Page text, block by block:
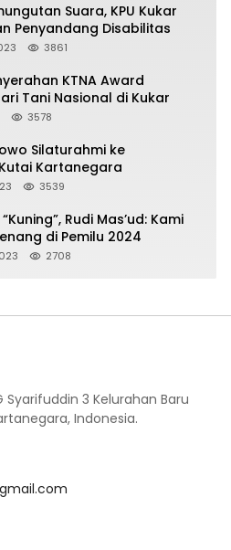
Suara, KPU Kukar
Penyandang Disabilitas
3861
KTNA Award
Tani Nasional di Kukar
3578
Silaturahmi ke
Kartanegara
3539
Rudi Mas’ud: Kami
di Pemilu 2024
2708
Syarifuddin 3 Kelurahan Baru
Indonesia.